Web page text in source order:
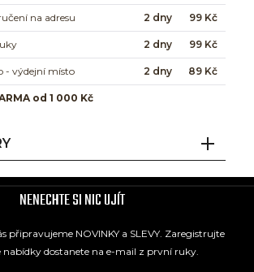
na adresu 2 dny 99 Kč
2 dny 99 Kč
- výdejní místo 2 dny 89 Kč
od 1 000 Kč
NENECHTE SI NIC UJÍT
připravujeme NOVINKY a SLEVY. Zaregistrujte
nabídky dostanete na e-mail z první ruky.